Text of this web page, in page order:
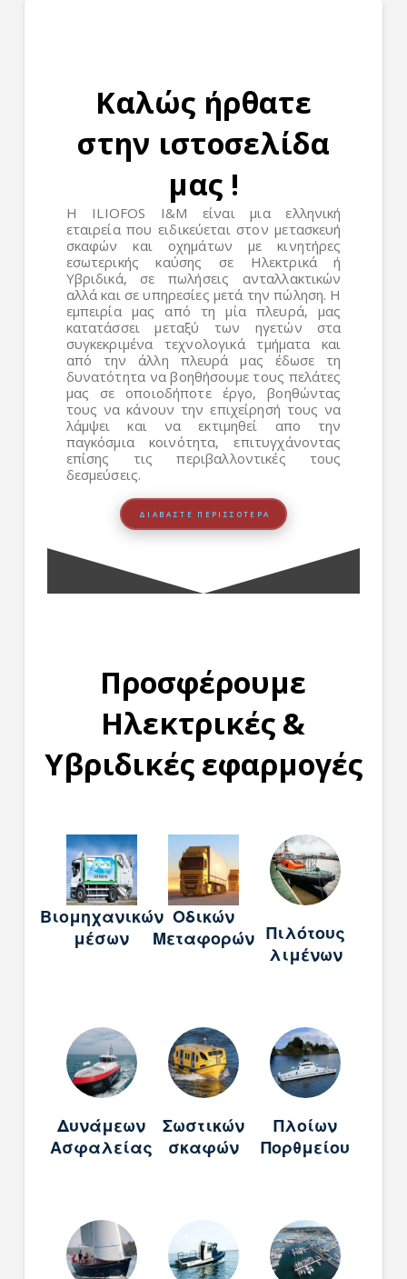
Καλώς ήρθατε
στην ιστοσελίδα
μας !
Η ILIOFOS Ι&Μ είναι μια ελληνική
εταιρεία που ειδικεύεται στον μετασκευή
σκαφών και οχημάτων με κινητήρες
εσωτερικής καύσης σε Ηλεκτρικά ή
Υβριδικά, σε πωλήσεις ανταλλακτικών
αλλά και σε υπηρεσίες μετά την πώληση. Η
εμπειρία μας από τη μία πλευρά, μας
κατατάσσει μεταξύ των ηγετών στα
συγκεκριμένα τεχνολογικά τμήματα και
από την άλλη πλευρά μας έδωσε τη
δυνατότητα να βοηθήσουμε τους πελάτες
μας σε οποιοδήποτε έργο, βοηθώντας
τους να κάνουν την επιχείρησή τους να
λάμψει και να εκτιμηθεί απο την
παγκόσμια κοινότητα, επιτυγχάνοντας
επίσης τις περιβαλλοντικές τους
δεσμεύσεις.
ΔΙΑΒΆΣΤΕ ΠΕΡΙΣΣΌΤΕΡΑ
Προσφέρουμε
Ηλεκτρικές &
Υβριδικές εφαρμογές
Bιομηχανικών
μέσων
Οδικών
Μεταφορών Πιλότους
λιμένων
Δυνάμεων
Ασφαλείας
Σωστικών
σκαφών
Πλοίων
Πορθμείου